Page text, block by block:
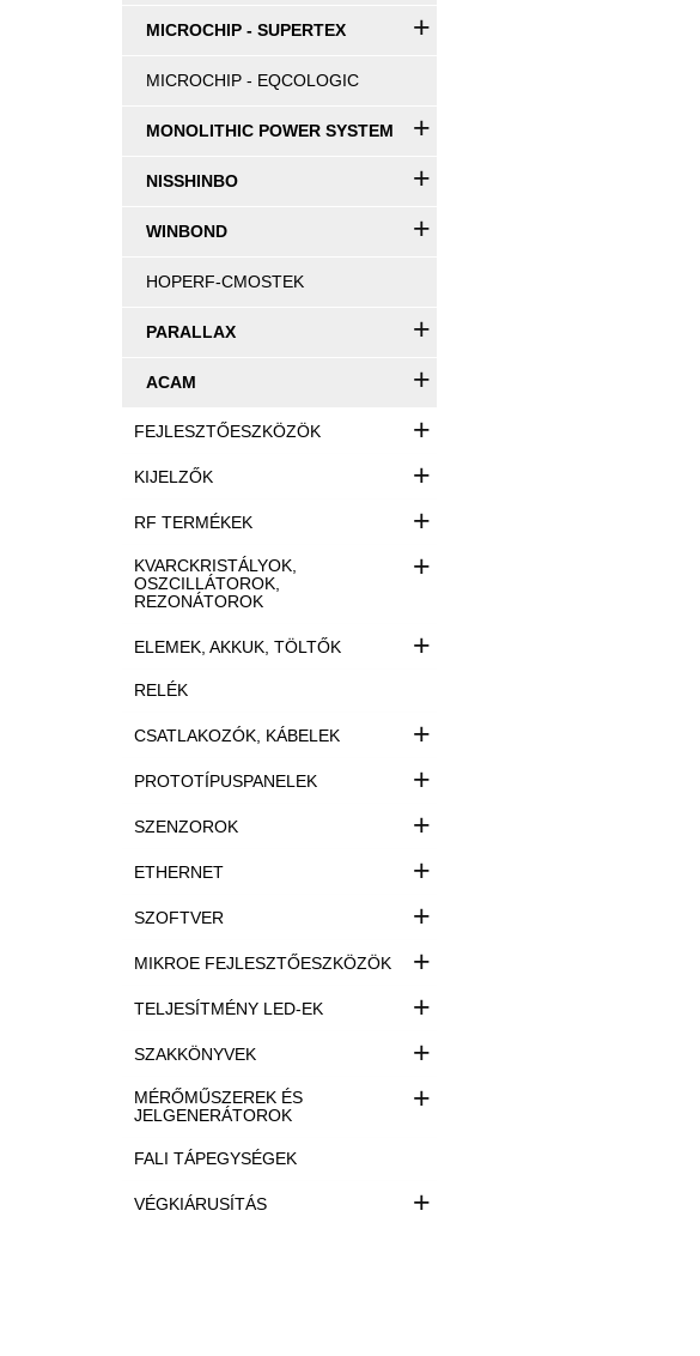
MICROCHIP - SUPERTEX +
MICROCHIP - EQCOLOGIC
MONOLITHIC POWER SYSTEM +
NISSHINBO +
WINBOND +
HOPERF-CMOSTEK
PARALLAX +
ACAM +
FEJLESZTŐESZKÖZÖK +
KIJELZŐK +
RF TERMÉKEK +
KVARCKRISTÁLYOK,
OSZCILLÁTOROK,
REZONÁTOROK
+
ELEMEK, AKKUK, TÖLTŐK +
RELÉK
CSATLAKOZÓK, KÁBELEK +
PROTOTÍPUSPANELEK +
SZENZOROK +
ETHERNET +
SZOFTVER +
MIKROE FEJLESZTŐESZKÖZÖK +
TELJESÍTMÉNY LED-EK +
SZAKKÖNYVEK +
MÉRŐMŰSZEREK ÉS
JELGENERÁTOROK
+
FALI TÁPEGYSÉGEK
VÉGKIÁRUSÍTÁS +